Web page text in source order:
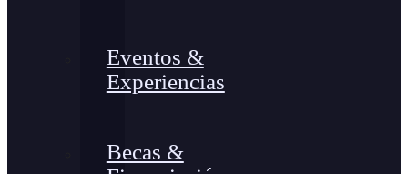
Eventos &
Experiencias
Becas &